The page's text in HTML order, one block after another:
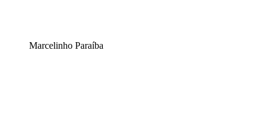
Marcelinho Paraíba